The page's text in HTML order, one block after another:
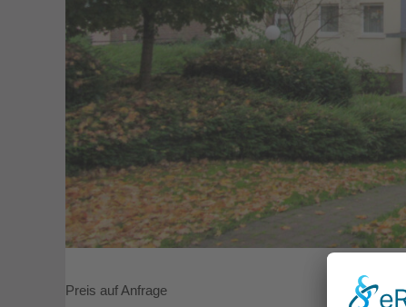
Preis auf Anfrage